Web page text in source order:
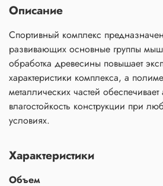
Описание
Спортивный комплекс
развивающих основные группы
обработка древесины повышает
характеристики комплекса, а
металлических частей
влагостойкость конструкции при
условиях.
Характеристики
Объем